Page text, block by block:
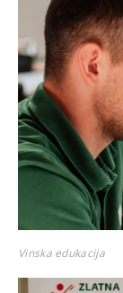
Vinska edukacija